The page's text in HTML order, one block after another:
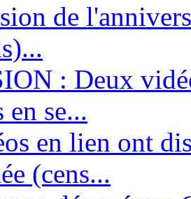
contribuèrent au lancement de
se pou... de
: Deux
en se...
en lien ont
(cens...